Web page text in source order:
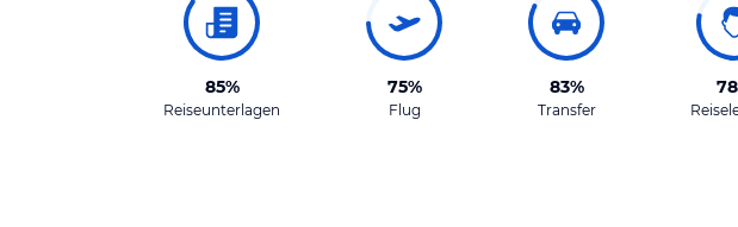
85%
Reiseunterlagen
75%
Flug
83%
Transfer